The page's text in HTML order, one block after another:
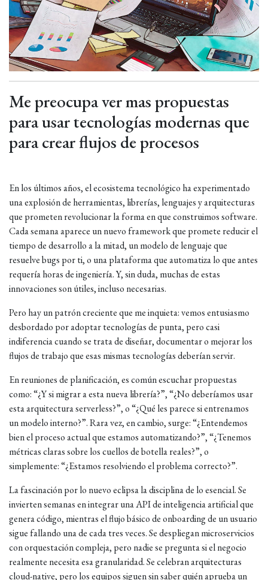
Me preocupa ver mas propuestas
para usar tecnologías modernas que
para crear flujos de procesos
En los últimos años, el ecosistema tecnológico ha experimentado
una explosión de herramientas, librerías, lenguajes y arquitecturas
que prometen revolucionar la forma en que construimos software.
Cada semana aparece un nuevo framework que promete reducir el
tiempo de desarrollo a la mitad, un modelo de lenguaje que
resuelve bugs por ti, o una plataforma que automatiza lo que antes
requería horas de ingeniería. Y, sin duda, muchas de estas
innovaciones son útiles, incluso necesarias.
Pero hay un patrón creciente que me inquieta: vemos entusiasmo
desbordado por adoptar tecnologías de punta, pero casi
indiferencia cuando se trata de diseñar, documentar o mejorar los
flujos de trabajo que esas mismas tecnologías deberían servir.
En reuniones de planificación, es común escuchar propuestas
como: “¿Y si migrar a esta nueva librería?”, “¿No deberíamos usar
esta arquitectura serverless?”, o “¿Qué les parece si entrenamos
un modelo interno?”. Rara vez, en cambio, surge: “¿Entendemos
bien el proceso actual que estamos automatizando?”, “¿Tenemos
métricas claras sobre los cuellos de botella reales?”, o
simplemente: “¿Estamos resolviendo el problema correcto?”.
La fascinación por lo nuevo eclipsa la disciplina de lo esencial. Se
invierten semanas en integrar una API de inteligencia artificial que
genera código, mientras el flujo básico de onboarding de un usuario
sigue fallando una de cada tres veces. Se despliegan microservicios
con orquestación compleja, pero nadie se pregunta si el negocio
realmente necesita esa granularidad. Se celebran arquitecturas
cloud-native, pero los equipos siguen sin saber quién aprueba un